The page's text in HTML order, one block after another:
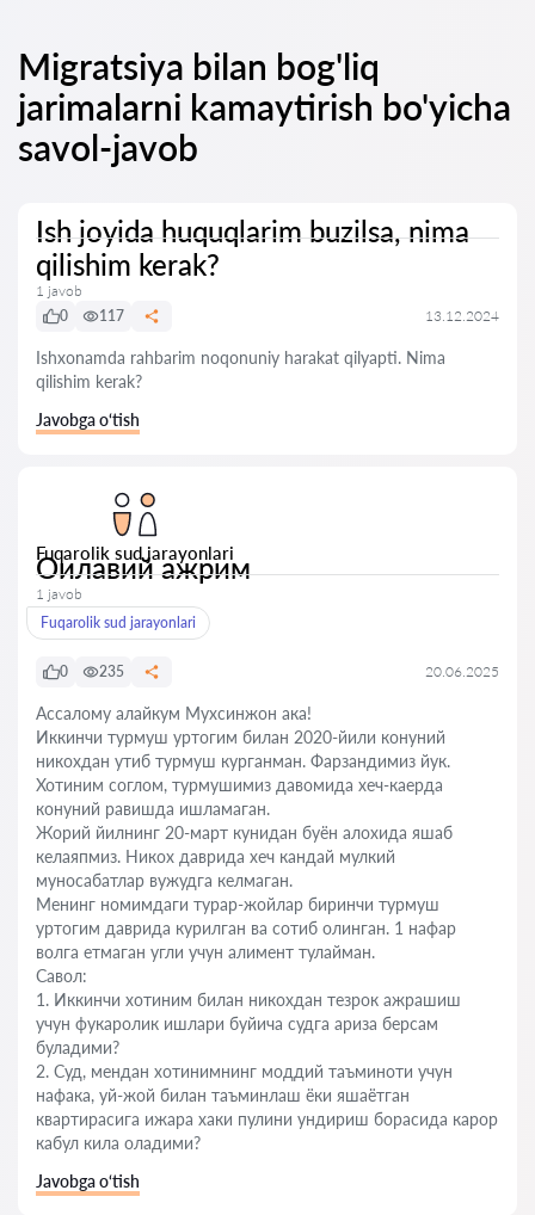
Migratsiya bilan bog'liq
jarimalarni kamaytirish bo'yicha
savol-javob
Ish joyida huquqlarim buzilsa, nima
qilishim kerak?
1 javob
0
117 13.12.2024
Ishxonamda rahbarim noqonuniy harakat qilyapti. Nima
qilishim kerak?
Javobga o‘tish
Fuqarolik sud jarayonlari
Оилавий ажрим
1 javob
Fuqarolik sud jarayonlari
0 235 20.06.2025
Ассалому алайкум Мухсинжон ака!
Иккинчи турмуш уртогим билан 2020-йили конуний
никохдан утиб турмуш курганман. Фарзандимиз йук.
Хотиним соглом, турмушимиз давомида хеч-каерда
конуний равишда ишламаган.
Жорий йилнинг 20-март кунидан буён алохида яшаб
келаяпмиз. Никох даврида хеч кандай мулкий
муносабатлар вужудга келмаган.
Менинг номимдаги турар-жойлар биринчи турмуш
уртогим даврида курилган ва сотиб олинган. 1 нафар
волга етмаган угли учун алимент тулайман.
Савол:
1. Иккинчи хотиним билан никохдан тезрок ажрашиш
учун фукаролик ишлари буйича судга ариза берсам
буладими?
2. Суд, мендан хотинимнинг моддий таъминоти учун
нафака, уй-жой билан таъминлаш ёки яшаётган
квартирасига ижара хаки пулини ундириш борасида карор
кабул кила оладими?
Javobga o‘tish